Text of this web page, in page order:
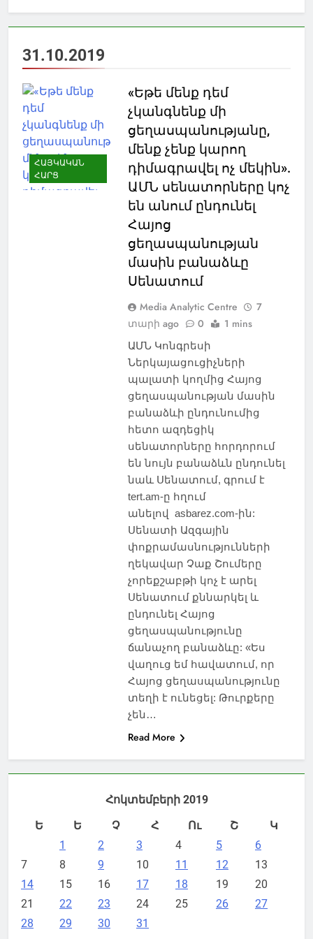
31.10.2019
ՀԱՅԿԱԿԱՆ
ՀԱՐՑ
«Եթե մենք դեմ
չկանգնենք մի
ցեղասպանությանը,
մենք չենք կարող
դիմագրավել ոչ մեկին».
ԱՄՆ սենատորները կոչ
են անում ընդունել
Հայոց
ցեղասպանության
մասին բանաձևը
Սենատում
Media Analytic Centre
7
տարի ago
0 1 mins
ԱՄՆ Կոնգրեսի
Ներկայացուցիչների
պալատի կողմից Հայոց
ցեղասպանության մասին
բանաձևի ընդունումից
հետո ազդեցիկ
սենատորները հորդորում
են նույն բանաձևն ընդունել
նաև Սենատում, գրում է
tert.am-ը հղում
անելով asbarez.com-ին:
Սենատի Ազգային
փոքրամասնությունների
ղեկավար Չաք Շումերը
չորեքշաբթի կոչ է արել
Սենատում քննարկել և
ընդունել Հայոց
ցեղասպանությունը
ճանաչող բանաձևը: «Ես
վաղուց եմ հավատում, որ
Հայոց ցեղասպանությունը
տեղի է ունեցել: Թուրքերը
չեն…
Read More
Հոկտեմբերի 2019
Ե
Ե Չ Հ Ու Շ
Կ
1
2 3 4 5
6
7
8 9 10 11 12
13
14
15 16 17 18 19
20
21
22 23 24 25 26
27
28
29 30 31